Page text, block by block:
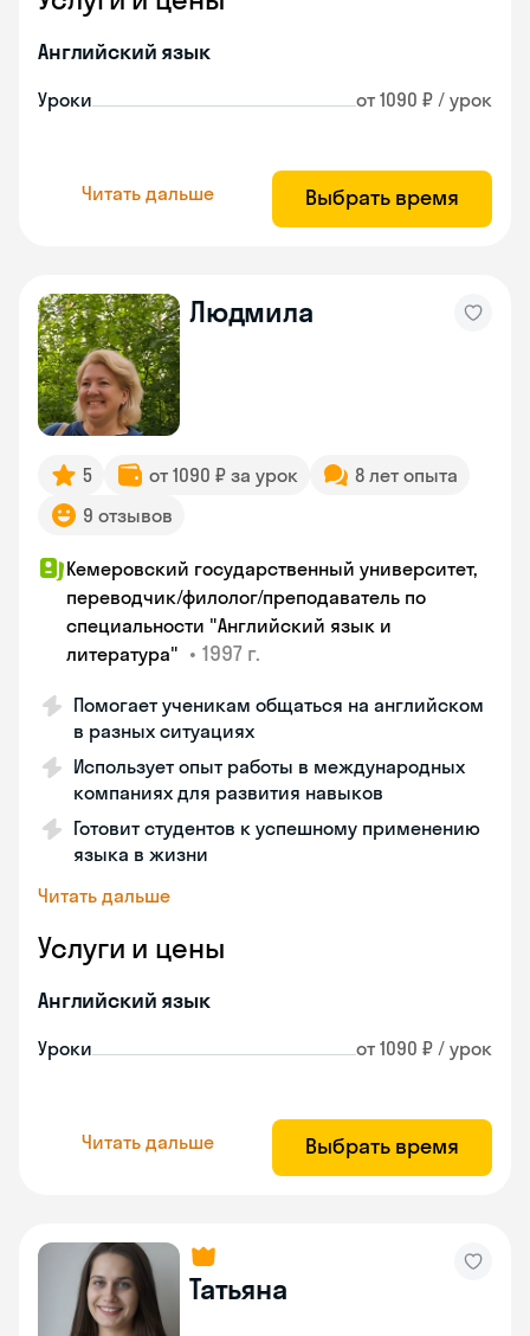
Английский язык
Уроки от 1090 ₽ / урок
Читать дальше Выбрать время
Людмила
5 от 1090 ₽ за урок
8 лет опыта
9 отзывов
Кемеровский государственный университет,
переводчик/филолог/преподаватель по
специальности "Английский язык и
литература" • 1997 г.
Помогает ученикам общаться на английском
в разных ситуациях
Использует опыт работы в международных
компаниях для развития навыков
Готовит студентов к успешному применению
языка в жизни
Читать дальше
Услуги и цены
Английский язык
Уроки от 1090 ₽ / урок
Читать дальше Выбрать время
Татьяна